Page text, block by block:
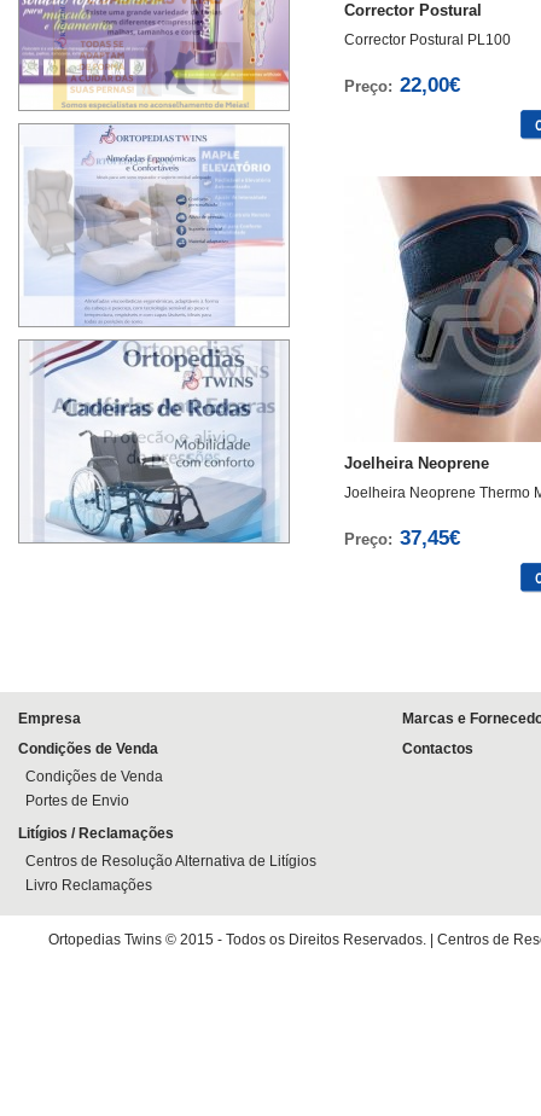
>
Corrector Postural
Corrector Postural PL100
Preço: 22,00€
Joelheira Neoprene
Joelheira Neoprene Thermo
Preço: 37,45€
Empresa
Condições de Venda
Condições de Venda
Portes de Envio
Litígios / Reclamações
Centros de Resolução Alternativa de Litígios
Livro Reclamações
Marcas e
Contactos
Ortopedias Twins © 2015 - Todos os Direitos Reservados. | Centros de